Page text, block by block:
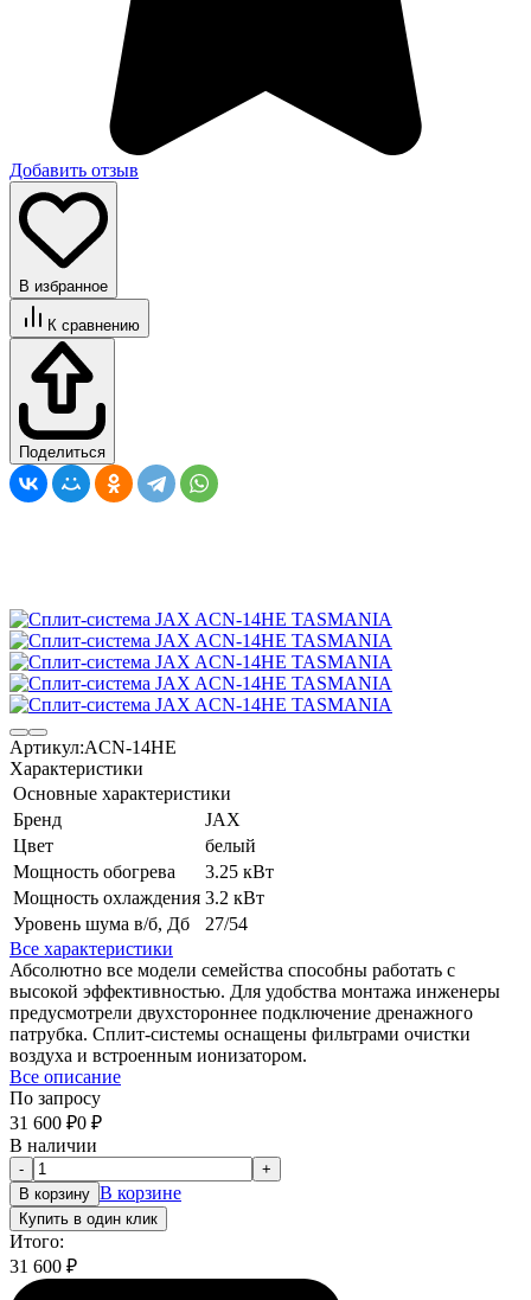
Добавить отзыв
В избранное
К сравнению
Поделиться
Артикул:ACN-14HE
Характеристики
Основные характеристики
Бренд
JAX
Цвет
белый
Мощность обогрева
3.25 кВт
Мощность охлаждения 3.2 кВт
Уровень шума в/б, Дб
27/54
Все характеристики
Абсолютно все модели семейства способны работать с
высокой эффективностью. Для удобства монтажа инженеры
предусмотрели двухстороннее подключение дренажного
патрубка. Сплит-системы оснащены фильтрами очистки
воздуха и встроенным ионизатором.
Все описание
По запросу
31 600 ₽0 ₽
В наличии
-
+
В корзину В корзине
Купить в один клик
Итого:
31 600 ₽